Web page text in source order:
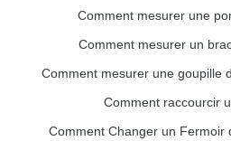
Comment mesurer une
Comment mesurer un
Comment mesurer une goupille
Comment raccourcir
Comment Changer un Fermoir